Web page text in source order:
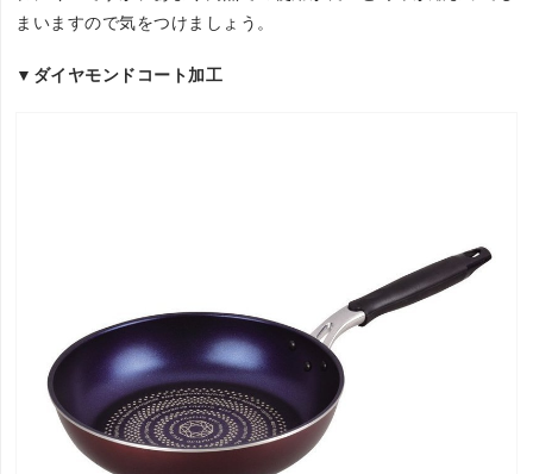
まいますので気をつけましょう。
▼ダイヤモンドコート加工